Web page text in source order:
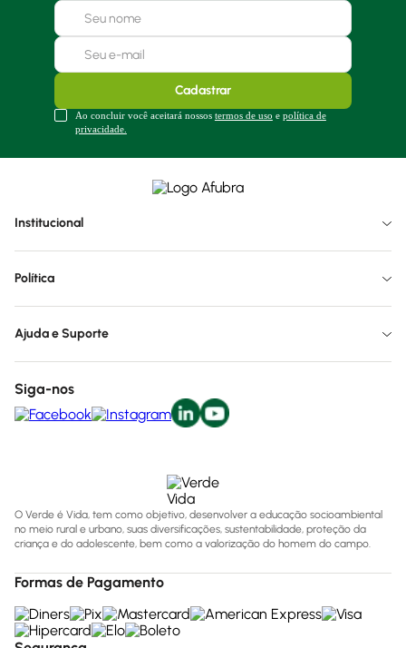
Cadastrar
Ao concluir você aceitará nossos termos de uso e política de
privacidade.
Institucional
Política
Ajuda e Suporte
Siga-nos
O Verde é Vida, tem como objetivo, desenvolver a educação socioambiental
no meio rural e urbano, suas diversificações, sustentabilidade, proteção da
criança e do adolescente, bem como a valorização do homem do campo.
Formas de Pagamento